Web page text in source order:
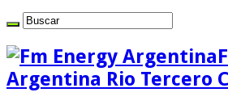
Argentina Rio Tercero